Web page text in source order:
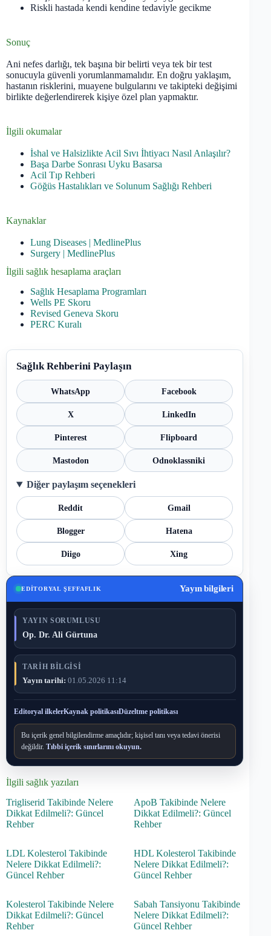
Riskli hastada kendi kendine tedaviyle gecikme
Sonuç
Ani nefes darlığı, tek başına bir belirti veya tek bir test
sonucuyla güvenli yorumlanmamalıdır. En doğru yaklaşım,
hastanın risklerini, muayene bulgularını ve takipteki değişimi
birlikte değerlendirerek kişiye özel plan yapmaktır.
İlgili okumalar
İshal ve Halsizlikte Acil Sıvı İhtiyacı Nasıl Anlaşılır?
Başa Darbe Sonrası Uyku Basarsa
Acil Tıp Rehberi
Göğüs Hastalıkları ve Solunum Sağlığı Rehberi
Kaynaklar
Lung Diseases | MedlinePlus
Surgery | MedlinePlus
İlgili sağlık hesaplama araçları
Sağlık Hesaplama Programları
Wells PE Skoru
Revised Geneva Skoru
PERC Kuralı
Sağlık Rehberini Paylaşın
WhatsApp Facebook
X LinkedIn
Pinterest Flipboard
Mastodon Odnoklassniki
Diğer paylaşım seçenekleri
Reddit Gmail
Blogger Hatena
Diigo Xing
EDITORYAL ŞEFFAFLIK Yayın bilgileri
YAYIN SORUMLUSU
Op. Dr. Ali Gürtuna
TARIH BILGISI
Yayın tarihi: 01.05.2026 11:14
Editoryal ilkelerKaynak politikasıDüzeltme politikası
Bu içerik genel bilgilendirme amaçlıdır; kişisel tanı veya tedavi önerisi
değildir. Tıbbi içerik sınırlarını okuyun.
İlgili sağlık yazıları
Trigliserid Takibinde Nelere
Dikkat Edilmeli?: Güncel
Rehber
ApoB Takibinde Nelere
Dikkat Edilmeli?: Güncel
Rehber
LDL Kolesterol Takibinde
Nelere Dikkat Edilmeli?:
Güncel Rehber
HDL Kolesterol Takibinde
Nelere Dikkat Edilmeli?:
Güncel Rehber
Kolesterol Takibinde Nelere
Dikkat Edilmeli?: Güncel
Rehber
Sabah Tansiyonu Takibinde
Nelere Dikkat Edilmeli?:
Güncel Rehber